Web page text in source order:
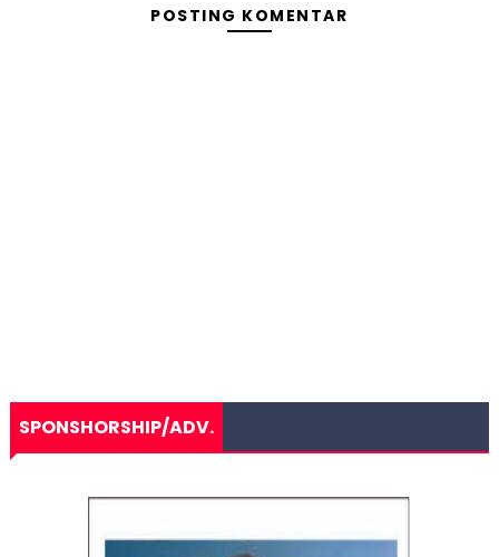
POSTING KOMENTAR
SPONSHORSHIP/ADV.